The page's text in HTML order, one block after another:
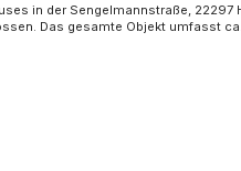
in der Sengelmannstraße,
Das gesamte Objekt umfasst